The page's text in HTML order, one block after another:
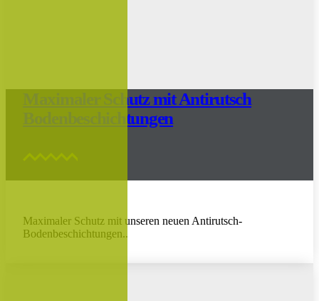
Maximaler Schutz mit Antirutsch
Bodenbeschichtungen
Maximaler Schutz mit unseren neuen Antirutsch-
Bodenbeschichtungen..